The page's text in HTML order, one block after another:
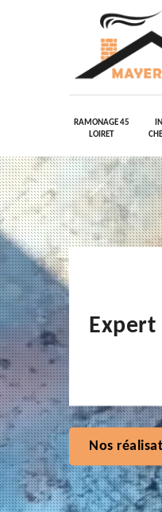
RAMONAGE 45
LOIRET
Expert
Nos